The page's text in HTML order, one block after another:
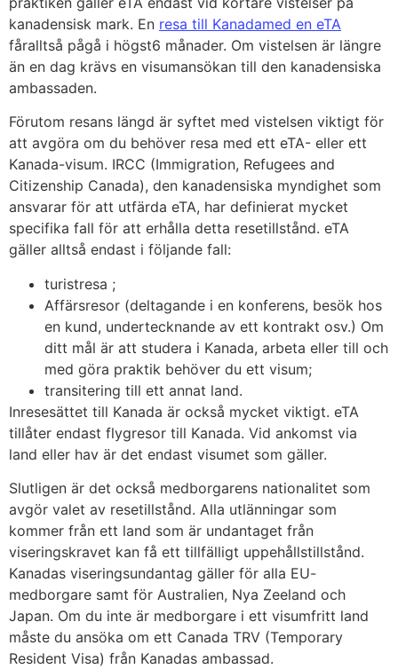
kanadensisk mark. En resa till Kanadamed en eTA
fåralltså pågå i högst6 månader. Om vistelsen är längre
än en dag krävs en visumansökan till den kanadensiska
ambassaden.
Förutom resans längd är syftet med vistelsen viktigt för
att avgöra om du behöver resa med ett eTA- eller ett
Kanada-visum. IRCC (Immigration, Refugees and
Citizenship Canada), den kanadensiska myndighet som
ansvarar för att utfärda eTA, har definierat mycket
specifika fall för att erhålla detta resetillstånd. eTA
gäller alltså endast i följande fall:
turistresa ;
Affärsresor (deltagande i en konferens, besök hos
en kund, undertecknande av ett kontrakt osv.) Om
ditt mål är att studera i Kanada, arbeta eller till och
med göra praktik behöver du ett visum;
transitering till ett annat land.
Inresesättet till Kanada är också mycket viktigt. eTA
tillåter endast flygresor till Kanada. Vid ankomst via
land eller hav är det endast visumet som gäller.
Slutligen är det också medborgarens nationalitet som
avgör valet av resetillstånd. Alla utlänningar som
kommer från ett land som är undantaget från
viseringskravet kan få ett tillfälligt uppehållstillstånd.
Kanadas viseringsundantag gäller för alla EU-
medborgare samt för Australien, Nya Zeeland och
Japan. Om du inte är medborgare i ett visumfritt land
måste du ansöka om ett Canada TRV (Temporary
Resident Visa) från Kanadas ambassad.